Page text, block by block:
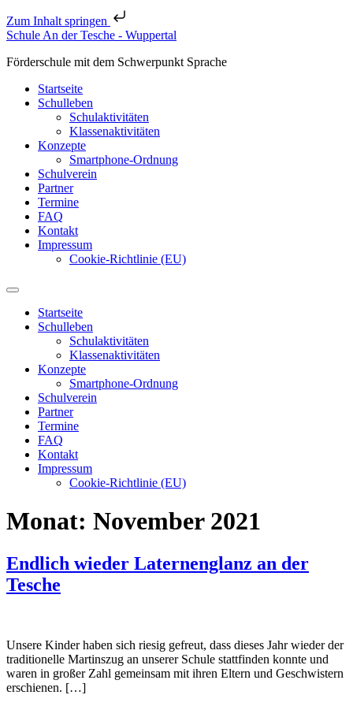
Zum Inhalt springen
Schule An der Tesche - Wuppertal
Förderschule mit dem Schwerpunkt Sprache
Startseite
Schulleben
Schulaktivitäten
Klassenaktivitäten
Konzepte
Smartphone-Ordnung
Schulverein
Partner
Termine
FAQ
Kontakt
Impressum
Cookie-Richtlinie (EU)
Startseite
Schulleben
Schulaktivitäten
Klassenaktivitäten
Konzepte
Smartphone-Ordnung
Schulverein
Partner
Termine
FAQ
Kontakt
Impressum
Cookie-Richtlinie (EU)
Monat: November 2021
Endlich wieder Laternenglanz an der
Tesche
Unsere Kinder haben sich riesig gefreut, dass dieses Jahr wieder der
traditionelle Martinszug an unserer Schule stattfinden konnte und
waren in großer Zahl gemeinsam mit ihren Eltern und Geschwistern
erschienen. […]